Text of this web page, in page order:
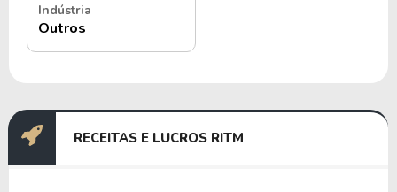
Indústria
Outros
RECEITAS E LUCROS RITM